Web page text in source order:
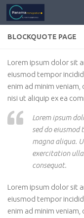
BLOCKQUOTE PAGE
Lorem ipsum dolor sit
eiusmod tempor
enim ad minim
nisi ut aliquip ex ea
Lorem ipsum
sed do
magna aliqua.
exercitation
consequat.
Lorem ipsum dolor sit
eiusmod tempor
enim ad minim